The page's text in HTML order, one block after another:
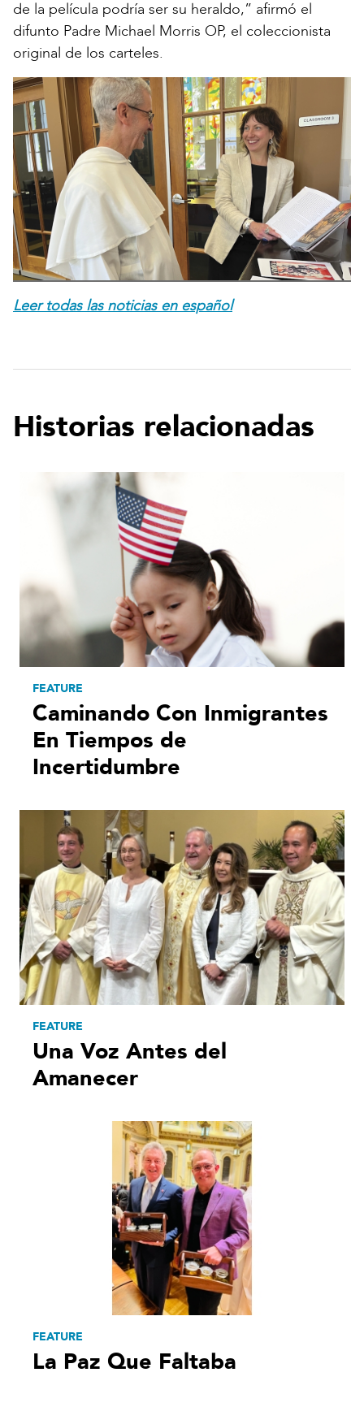
de la película podría ser su heraldo,” afirmó el
difunto Padre Michael Morris OP, el coleccionista
original de los carteles.
Leer todas las noticias en español
Historias relacionadas
FEATURE
Caminando Con Inmigrantes
En Tiempos de
Incertidumbre
FEATURE
Una Voz Antes del
Amanecer
FEATURE
La Paz Que Faltaba